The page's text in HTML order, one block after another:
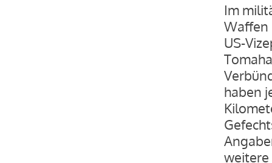
Im
Waffen
US-
haben
weitere